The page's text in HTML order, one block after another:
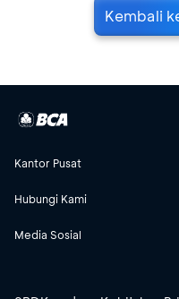
Kembali
Kantor Pusat
Hubungi Kami
Media Sosial